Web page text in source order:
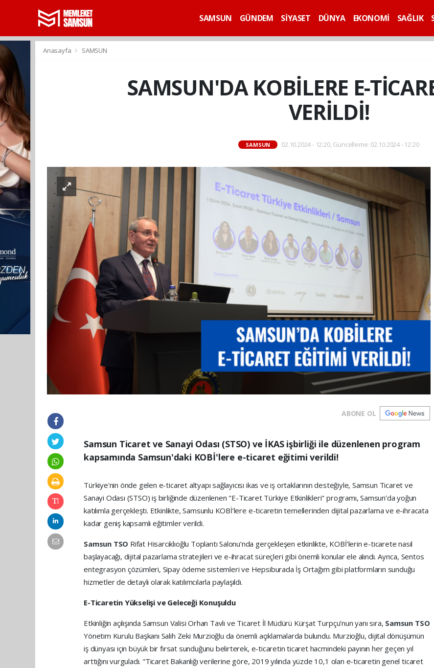
SAMSUN GÜNDEM SİYASET DÜNYA EKONOMİ SAĞLIK
Anasayfa SAMSUN
SAMSUN'DA KOBİLERE E-
VERİLDİ!
SAMSUN 02.10.2024 - 12:20, Güncelleme: 02.10.2024 - 12:20
ABONE OL
Samsun Ticaret ve Sanayi Odası (STSO) ve İKAS işbirliği ile düzenlenen program
kapsamında Samsun'daki KOBİ'lere e-ticaret eğitimi verildi!
Türkiye'nin önde gelen e-ticaret altyapı sağlayıcısı ikas ve iş ortaklarının desteğiyle, Samsun Ticaret ve
Sanayi Odası (STSO) iş birliğinde düzenlenen "E-Ticaret Türkiye Etkinlikleri" programı, Samsun’da yoğun
katılımla gerçekleşti. Etkinlikte, Samsunlu KOBİ’lere e-ticaretin temellerinden dijital pazarlama ve e-ihracata
kadar geniş kapsamlı eğitimler verildi.
Samsun TSO Rifat Hisarcıklıoğlu Toplantı Salonu’nda gerçekleşen etkinlikte, KOBİ’lerin e-ticarete nasıl
başlayacağı, dijital pazarlama stratejileri ve e-ihracat süreçleri gibi önemli konular ele alındı. Ayrıca, Sentos
entegrasyon çözümleri, Sipay ödeme sistemleri ve Hepsiburada İş Ortağım gibi platformların sunduğu
hizmetler de detaylı olarak katılımcılarla paylaşıldı.
E-Ticaretin Yükselişi ve Geleceği Konuşuldu
Etkinliğin açılışında Samsun Valisi Orhan Tavlı ve Ticaret İl Müdürü Kürşat Turpçu’nun yanı sıra, Samsun TSO
Yönetim Kurulu Başkanı Salih Zeki Murzioğlu da önemli açıklamalarda bulundu. Murzioğlu, dijital dönüşümün
iş dünyası için büyük bir fırsat sunduğunu belirterek, e-ticaretin ticaret hacmindeki payının her geçen yıl
arttığını vurguladı. "Ticaret Bakanlığı verilerine göre, 2019 yılında yüzde 10,1 olan e-ticaretin genel ticaret